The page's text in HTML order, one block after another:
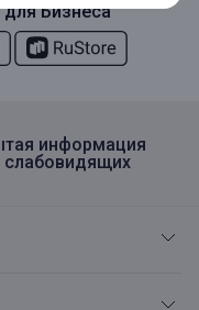
информация
слабовидящих
Бизнеса